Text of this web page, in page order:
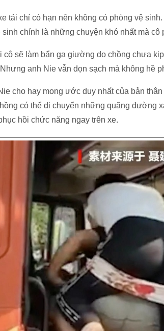
tải chỉ có hạn nên không có phòng vệ
sinh chính là những chuyện khó nhất mà cô
cô sẽ làm bẩn ga giường do chồng chưa
anh Nie vẫn dọn sạch mà không hề
cho hay mong ước duy nhất của bản
có thể di chuyển những quãng đường
hồi chức năng ngay trên xe.